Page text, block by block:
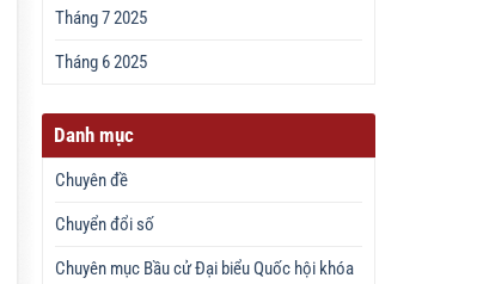
Tháng 7 2025
Tháng 6 2025
Danh mục
Chuyên đề
Chuyển đổi số
Chuyên mục Bầu cử Đại biểu Quốc hội khóa